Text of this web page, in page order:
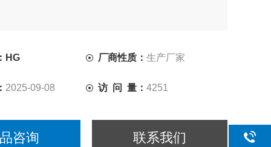
HG 厂商性质：生产厂家
2025-09-08 访 问 量：4251
咨询 联系我们